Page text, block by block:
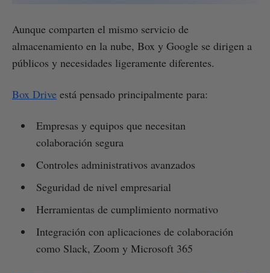
Aunque comparten el mismo servicio de
almacenamiento en la nube, Box y Google se dirigen a
públicos y necesidades ligeramente diferentes.
Box Drive está pensado principalmente para:
Empresas y equipos que necesitan
colaboración segura
Controles administrativos avanzados
Seguridad de nivel empresarial
Herramientas de cumplimiento normativo
Integración con aplicaciones de colaboración
como Slack, Zoom y Microsoft 365